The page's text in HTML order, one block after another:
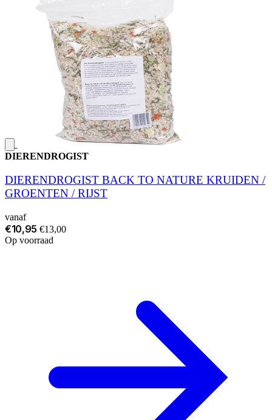
DIERENDROGIST
DIERENDROGIST BACK TO NATURE KRUIDEN /
GROENTEN / RIJST
vanaf
€10,95 €13,00
Op voorraad